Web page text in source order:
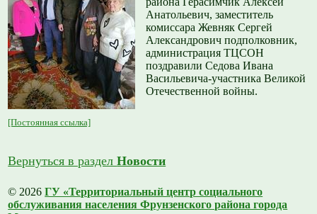
Анатольевич, заместитель
комиссара Жевняк Сергей
Александрович подполковник,
администрация ТЦСОН
поздравили Седова Ивана
Васильевича-участника Великой
Отечественной войны.
[Постоянная ссылка]
Вернуться в разделНовости
© 2026ГУ «Территориальный центр социального
обслуживания населения Фрунзенского района города